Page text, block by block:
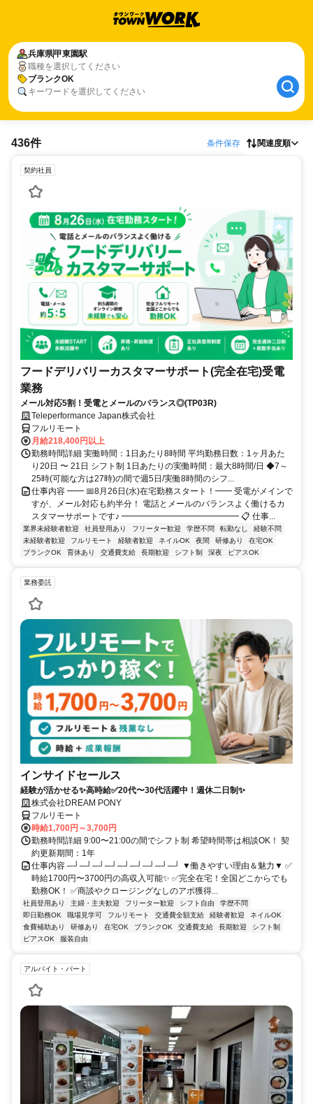
兵庫県甲東園駅
職種を選択してください
ブランクOK
キーワードを選択してください
436件 条件保存 関連度順
契約社員
フードデリバリーカスタマーサポート(完全在宅)受電
業務
メール対応5割！受電とメールのバランス◎(TP03R)
Teleperformance Japan株式会社
フルリモート
月給218,400円以上
勤務時間詳細 実働時間：1日あたり8時間 平均勤務日数：1ヶ月あた
り20日 〜 21日 シフト制 1日あたりの実働時間：最大8時間/日 ◆7～
25時(可能な方は27時)の間で週5日/実働8時間のシフ...
仕事内容 ━━ 📅8月26日(水)在宅勤務スタート！━━ 受電がメインで
すが、メール対応も約半分！ 電話とメールのバランスよく働けるカ
スタマーサポートです♪ ━━━━━━━━━━━━━━ 📋 仕事...
業界未経験者歓迎 社員登用あり フリーター歓迎 学歴不問 転勤なし
経験不問
未経験者歓迎
フルリモート 経験者歓迎 ネイルOK 夜間 研修あり
在宅OK
ブランクOK
育休あり 交通費支給 長期歓迎 シフト制 深夜 ピアスOK
業務委託
インサイドセールス
経験が活かせる✨高時給✅20代〜30代活躍中！週休二日制✨
株式会社DREAM PONY
フルリモート
時給1,700円～3,700円
勤務時間詳細 9:00〜21:00の間でシフト制 希望時間帯は相談OK！ 契
約更新期間：1年
仕事内容 ─┘─┘─┘─┘─┘─┘─┘─┘─┘ ▼働きやすい理由＆魅力▼ ✅
時給1700円〜3700円の高収入可能✨ ✅完全在宅！全国どこからでも
勤務OK！ ✅商談やクロージングなしのアポ獲得...
社員登用あり 主婦・主夫歓迎 フリーター歓迎 シフト自由
学歴不問
即日勤務OK
職場見学可 フルリモート 交通費全額支給 経験者歓迎
ネイルOK
食費補助あり
研修あり 在宅OK ブランクOK 交通費支給 長期歓迎
シフト制
ピアスOK
服装自由
アルバイト・パート